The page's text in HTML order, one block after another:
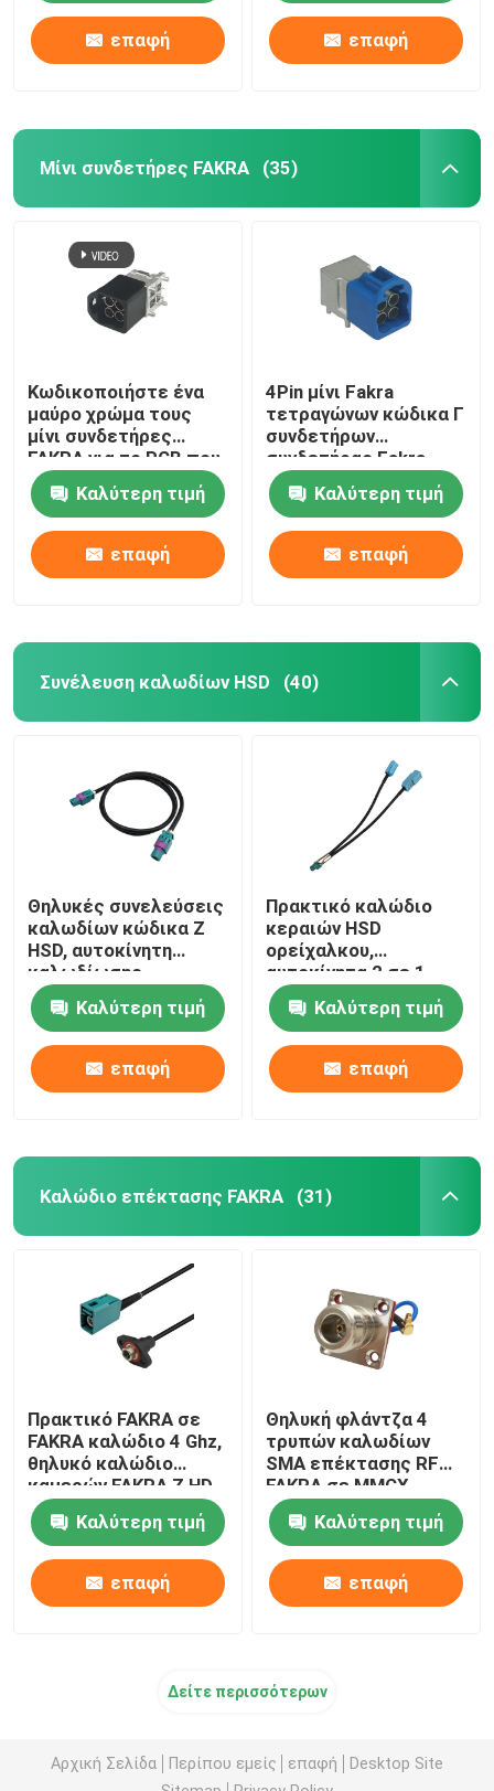
επαφή επαφή
Μίνι συνδετήρες FAKRA (35)
Κωδικοποιήστε ένα
μαύρο χρώμα τους
μίνι συνδετήρες
FAKRA για το PCB που
η σωστή γωνία
τοποθετείΚαλύτερη τιμή
επαφή
4Pin μίνι Fakra
τετραγώνων κώδικα Γ
συνδετήρων
συνδετήρας Fakra
σωστής γωνίας μίνι
για το PCBΚαλύτερη τιμή
επαφή
Συνέλευση καλωδίων HSD (40)
Θηλυκές συνελεύσεις
καλωδίων κώδικα Ζ
HSD, αυτοκίνητη
καλωδίωσης
συνέλευση λουριών
ΣΥΝΕΧΟΎΣ 6GHz HSD
Καλύτερη τιμή
επαφή
Πρακτικό καλώδιο
κεραιών HSD
ορείχαλκου,
αυτοκίνητα 2 σε 1
καλώδιο GVIF
Καλύτερη τιμή
επαφή
Καλώδιο επέκτασης FAKRA (31)
Πρακτικό FAKRA σε
FAKRA καλώδιο 4 Ghz,
θηλυκό καλώδιο
καμερών FAKRA Ζ HD
Καλύτερη τιμή
επαφή
Θηλυκή φλάντζα 4
τρυπών καλωδίων
SMA επέκτασης RF
FAKRA σε MMCX
αρσενική σωστή
γωνίαΚαλύτερη τιμή
επαφή
Δείτε περισσότερων
Αρχική Σελίδα Περίπου εμείς επαφή
Desktop Site